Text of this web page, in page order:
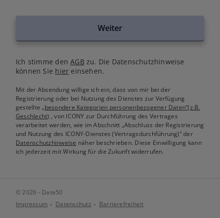
Weiter
Ich stimme denAGB zu. Die Datenschutzhinweise
können Sie hier einsehen.
Mit der Absendung willige ich ein, dass von mir bei der
Registrierung oder bei Nutzung des Dienstes zur Verfügung
gestellte„besondere Kategorien personenbezogener Daten“(z.B.
Geschlecht) , von ICONY zur Durchführung des Vertrages
verarbeitet werden, wie im Abschnitt „Abschluss der Registrierung
und Nutzung des ICONY-Dienstes (Vertragsdurchführung)“ der
Datenschutzhinweise näher beschrieben. Diese Einwilligung kann
ich jederzeit mit Wirkung für die Zukunft widerrufen.
© 2026 - Date50
Impressum
Datenschutz Barrierefreiheit